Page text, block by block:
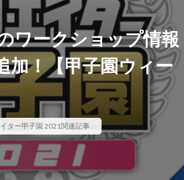
ワークショップ情報
加！【甲子園ウィー
ター甲子園 2021関連記事